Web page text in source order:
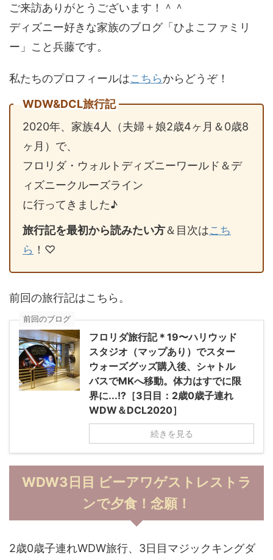
ご来訪ありがとうございます！＾＾
ディズニー好きな家族のブログ「ひよこファミリ
ー」こと兵藤です。
私たちのプロフィールはこちらからどうぞ！
WDW&DCL旅行記
2020年、家族4人（夫婦＋娘2歳4ヶ月＆0歳8
ヶ月）で、
フロリダ・ウォルトディズニーワールド＆デ
ィズニークルーズライン
に行ってきました♪
旅行記を最初から読みたい方＆目次はこち
ら ！♡
前回の旅行記はこちら。
前回のブログ
フロリダ旅行記＊19〜ハリウッド
スタジオ（マップあり）でスター
ウォーズグッズ購入後、シャトル
バスでMKへ移動。体力はすでに限
界に...!?［3日目：2歳0歳子連れ
WDW＆DCL2020］
続きを見る
WDW3日目 ビーアワゲストレストラ
ンで夕食！念願！
2歳0歳子連れWDW旅行、3日目マジックキングダ